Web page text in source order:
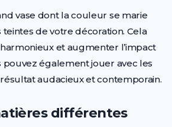
vase dont la couleur se marie
teintes de votre décoration. Cela
et augmenter l’impact
pouvez également jouer avec les
audacieux et contemporain.
différentes